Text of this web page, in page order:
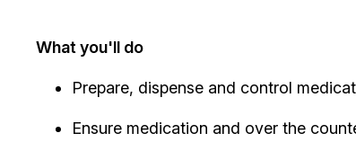
What you'll do
Prepare, dispense and control
Ensure medication and over the